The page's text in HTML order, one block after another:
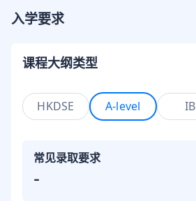
入学要求
课程大纲类型
HKDSE A-level IB
常见录取要求
-